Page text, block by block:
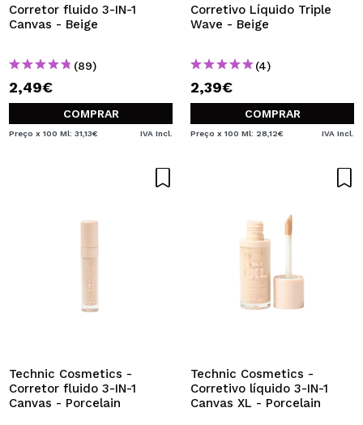
Corretor fluido 3-IN-1
Canvas - Beige
(89)
2,49€
COMPRAR
Preço x 100 Ml: 31,13€ IVA Incl.
Corretivo Líquido Triple
Wave - Beige
(4)
2,39€
COMPRAR
Preço x 100 Ml: 28,12€ IVA Incl.
Technic Cosmetics -
Corretor fluido 3-IN-1
Canvas - Porcelain
Technic Cosmetics -
Corretivo líquido 3-IN-1
Canvas XL - Porcelain